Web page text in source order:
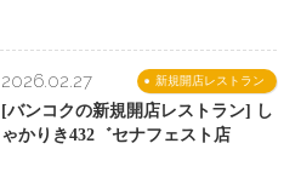
新規開店レストラン
2026.02.27
[バンコクの新規開店レストラン] し
ゃかりき432゛セナフェスト店